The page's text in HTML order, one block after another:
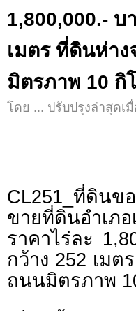
1,800,000.-
เมตร ที่ดินห่า
มิตรภาพ 10 กิ
โดย ... ปรับปรุงล่าสุดเ
CL251_ที่ดินข
ขายที่ดินอำเภ
ราคาไร่ละ
กว้าง 252 เม
ถนนมิตรภาพ